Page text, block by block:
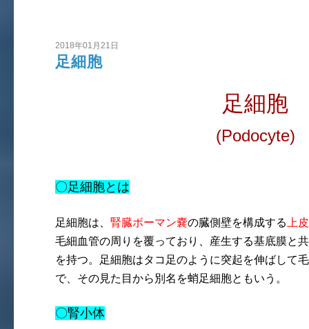
2018年01月21日
足細胞
足細胞
(Podocyte)
〇足細胞とは
足細胞は、 腎臓ボーマン嚢の臓側壁を構成する 上
毛細血管の周りを覆っており、産生する基底膜と
を持つ。足細胞はタコ足のように突起を伸ばして
で、その見た目から別名を蛸足細胞ともいう。
〇腎小体